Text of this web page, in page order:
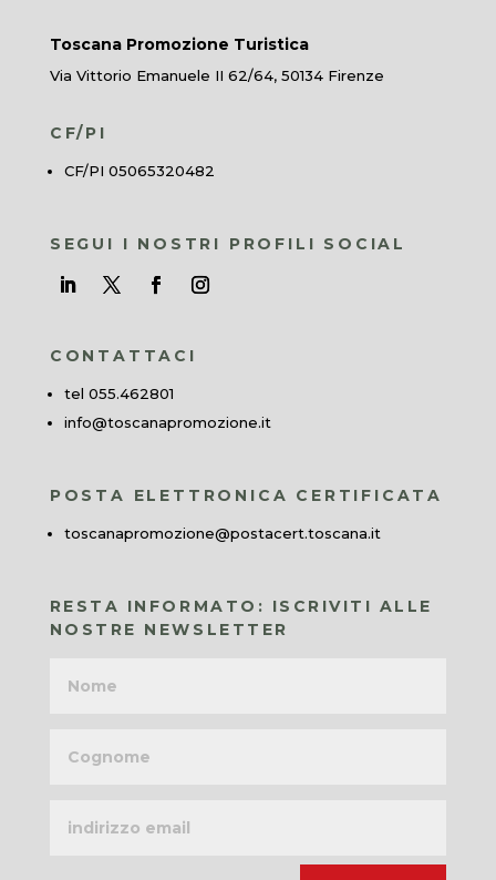
Toscana Promozione Turistica
Via Vittorio Emanuele II 62/64, 50134 Firenze
CF/PI
CF/PI 05065320482
SEGUI I NOSTRI PROFILI SOCIAL
CONTATTACI
tel 055.462801
info@toscanapromozione.it
POSTA ELETTRONICA CERTIFICATA
toscanapromozione@postacert.toscana.it
RESTA INFORMATO: ISCRIVITI ALLE
NOSTRE NEWSLETTER
email